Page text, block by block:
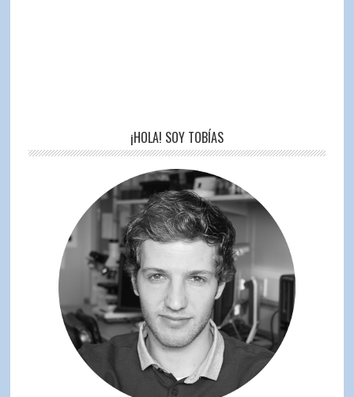
¡HOLA! SOY TOBÍAS